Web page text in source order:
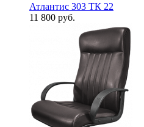
Атлантис 303 ТК 22
11 800 руб.